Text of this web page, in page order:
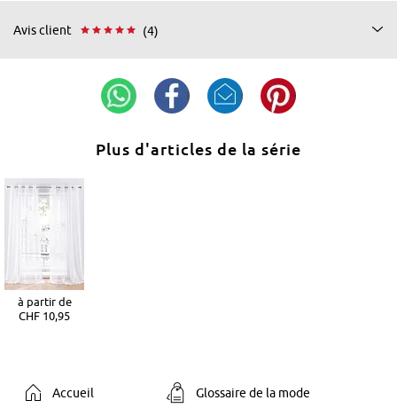
Avis client (4)
Plus d'articles de la série
à partir de
CHF 10,95
Accueil Glossaire de la mode